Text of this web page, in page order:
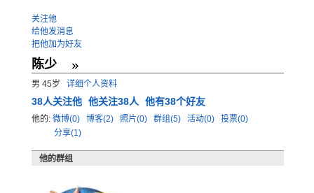
关注他
给他发消息
把他加为好友
陈少
男 45岁 详细个人资料
38人关注他 他关注38人 他有38个好友
他的: 微博(0) 博客(2) 照片(0) 群组(5) 活动(0)
投票(0)
分享(1)
他的群组